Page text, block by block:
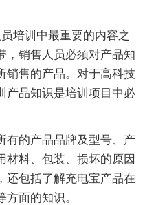
培训中最重要的内容之
，销售人员必须对产品知
销售的产品。对于高科技
产品知识是培训项目中必
有的产品品牌及型号、产
材料、包装、损坏的原因
还包括了解充电宝产品在
面的知识。